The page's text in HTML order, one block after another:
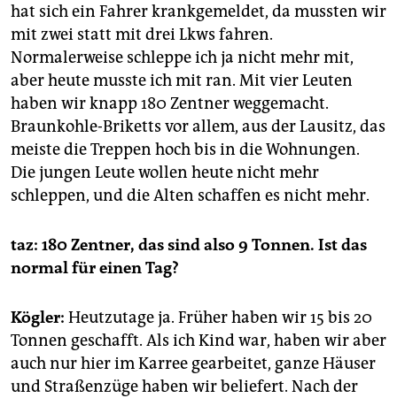
hat sich ein Fahrer krankgemeldet, da mussten wir
mit zwei statt mit drei Lkws fahren.
Normalerweise schleppe ich ja nicht mehr mit,
aber heute musste ich mit ran. Mit vier Leuten
haben wir knapp 180 Zentner weggemacht.
Braunkohle-Briketts vor allem, aus der Lausitz, das
meiste die Treppen hoch bis in die Wohnungen.
Die jungen Leute wollen heute nicht mehr
schleppen, und die Alten schaffen es nicht mehr.
taz: 180 Zentner, das sind also9 Tonnen. Ist das
normal für einen Tag?
Kögler: Heutzutage ja. Früher haben wir 15 bis 20
Tonnen geschafft. Als ich Kind war, haben wir aber
auch nur hier im Karree gearbeitet, ganze Häuser
und Straßenzüge haben wir beliefert. Nach der